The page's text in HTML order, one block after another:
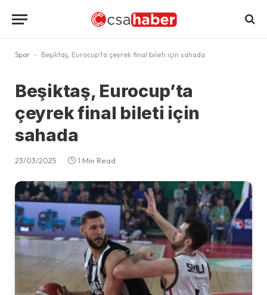
Spor - Beşiktaş, Eurocup’ta çeyrek final bileti için sahada
Beşiktaş, Eurocup’ta
çeyrek final bileti için
sahada
23/03/2025 1 Min Read